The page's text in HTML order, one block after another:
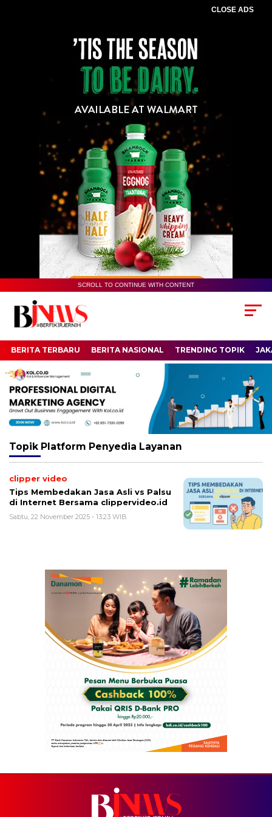
CLOSE ADS
SCROLL TO CONTINUE WITH CONTENT
BERITA TERBARU BERITA NASIONAL TRENDING TOPIK
Topik Platform Penyedia Layanan
clipper video
Tips Membedakan Jasa Asli vs Palsu
di Internet Bersama clippervideo.id
Sabtu, 22 November 2025 - 13:23 WIB